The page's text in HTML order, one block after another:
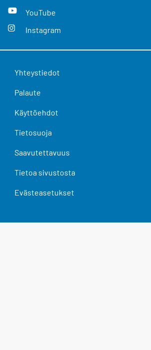
YouTube
Instagram
Yhteystiedot
Palaute
Käyttöehdot
Tietosuoja
Saavutettavuus
Tietoa sivustosta
Evästeasetukset